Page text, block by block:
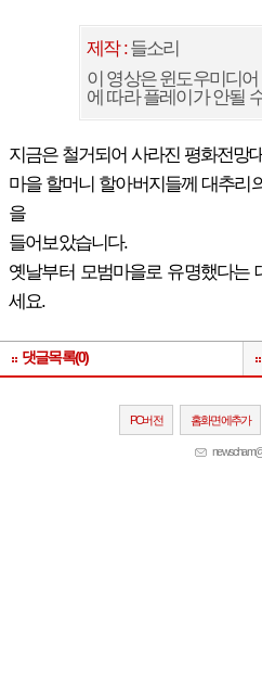
제작 :들소리
이 영상은 윈도우미디
에 따라 플레이가 안될
지금은 철거되어 사라진 평화전망
마을 할머니 할아버지들께 대추리
을
들어보았습니다.
옛날부터 모범마을로 유명했다는
세요.
댓글목록(0)
PC버전 홈화면에추가